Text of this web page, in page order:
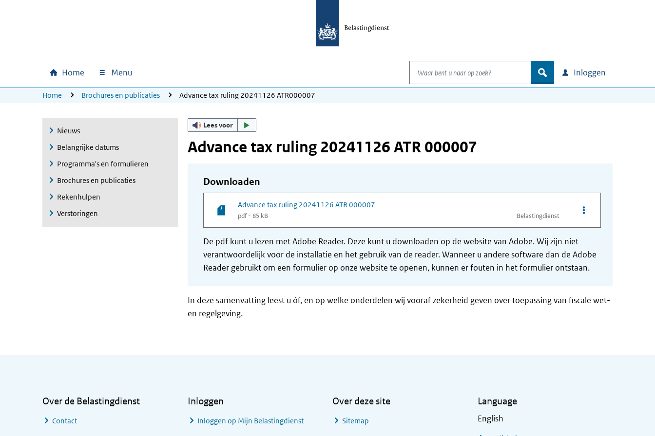
Hoofdnavigatie
Home Menu
Waar bent u naar op zoek?
zoek Inloggen
U bevindt zich hier:
Home Brochures en publicaties Advance tax ruling 20241126 ATR000007
Nieuws
Belangrijke datums
Programma's en formulieren
Brochures en publicaties
Rekenhulpen
Verstoringen
Lees voor
Advance tax ruling 20241126 ATR 000007
Downloaden
Advance tax ruling 20241126 ATR 000007
pdf - 85 kB Belastingdienst
Opties van bestand
De pdf kunt u lezen met Adobe Reader. Deze kunt u downloaden op de website van Adobe. Wij zijn niet
verantwoordelijk voor de installatie en het gebruik van de reader. Wanneer u andere software dan de Adobe
Reader gebruikt om een formulier op onze website te openen, kunnen er fouten in het formulier ontstaan.
In deze samenvatting leest u óf, en op welke onderdelen wij vooraf zekerheid geven over toepassing van fiscale wet-
en regelgeving.
Over de Belastingdienst
Contact
Inloggen
Inloggen op Mijn Belastingdienst
Over deze site
Sitemap
Language
English